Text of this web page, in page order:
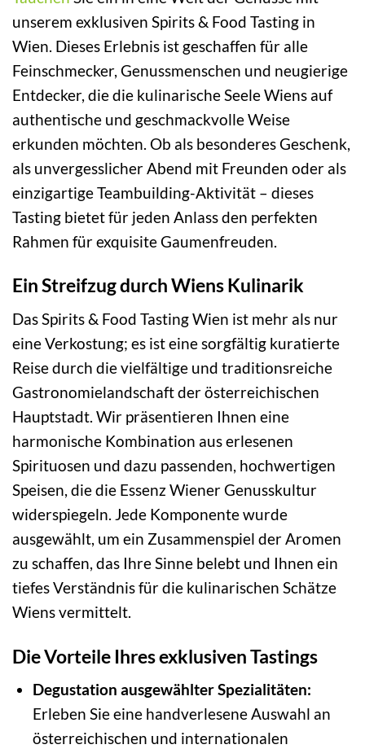
unserem exklusiven Spirits & Food Tasting in
Wien. Dieses Erlebnis ist geschaffen für alle
Feinschmecker, Genussmenschen und neugierige
Entdecker, die die kulinarische Seele Wiens auf
authentische und geschmackvolle Weise
erkunden möchten. Ob als besonderes Geschenk,
als unvergesslicher Abend mit Freunden oder als
einzigartige Teambuilding-Aktivität – dieses
Tasting bietet für jeden Anlass den perfekten
Rahmen für exquisite Gaumenfreuden.
Ein Streifzug durch Wiens Kulinarik
Das Spirits & Food Tasting Wien ist mehr als nur
eine Verkostung; es ist eine sorgfältig kuratierte
Reise durch die vielfältige und traditionsreiche
Gastronomielandschaft der österreichischen
Hauptstadt. Wir präsentieren Ihnen eine
harmonische Kombination aus erlesenen
Spirituosen und dazu passenden, hochwertigen
Speisen, die die Essenz Wiener Genusskultur
widerspiegeln. Jede Komponente wurde
ausgewählt, um ein Zusammenspiel der Aromen
zu schaffen, das Ihre Sinne belebt und Ihnen ein
tiefes Verständnis für die kulinarischen Schätze
Wiens vermittelt.
Die Vorteile Ihres exklusiven Tastings
Degustation ausgewählter Spezialitäten:
Erleben Sie eine handverlesene Auswahl an
österreichischen und internationalen